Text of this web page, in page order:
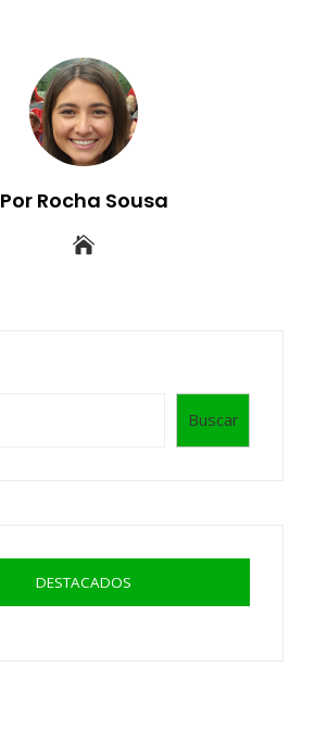
Por Rocha Sousa
Buscar
DESTACADOS